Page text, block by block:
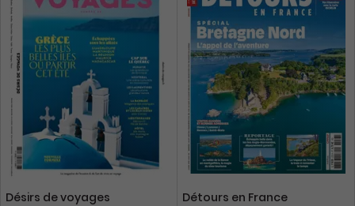
Désirs de voyages Détours en France